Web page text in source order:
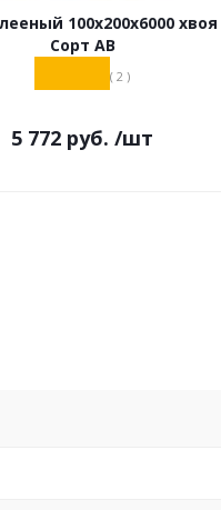
100х200х6000 хвоя
Сорт АВ
( 2 )
5 772 руб. /шт